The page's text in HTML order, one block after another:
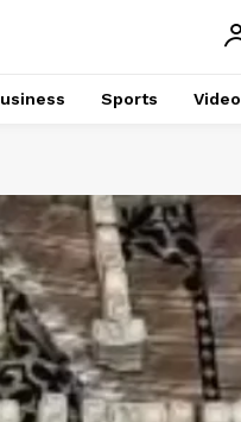
Sports Video